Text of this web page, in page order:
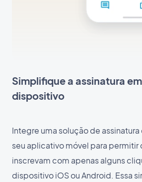
Simplifique a assinatura
dispositivo
Integre uma solução de
seu aplicativo móvel para permitir
inscrevam com apenas alguns
dispositivo iOS ou Android. Essa